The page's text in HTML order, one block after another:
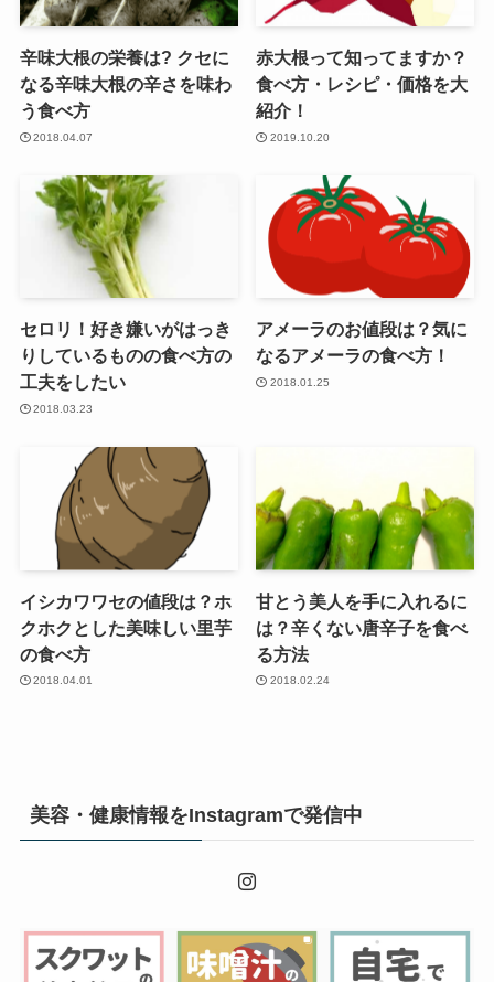
辛味大根の栄養は? クセに
なる辛味大根の辛さを味わ
う食べ方
2018.04.07
赤大根って知ってますか？
食べ方・レシピ・価格を大
紹介！
2019.10.20
セロリ！好き嫌いがはっき
りしているものの食べ方の
工夫をしたい
2018.03.23
アメーラのお値段は？気に
なるアメーラの食べ方！
2018.01.25
イシカワワセの値段は？ホ
クホクとした美味しい里芋
の食べ方
2018.04.01
甘とう美人を手に入れるに
は？辛くない唐辛子を食べ
る方法
2018.02.24
美容・健康情報をInstagramで発信中